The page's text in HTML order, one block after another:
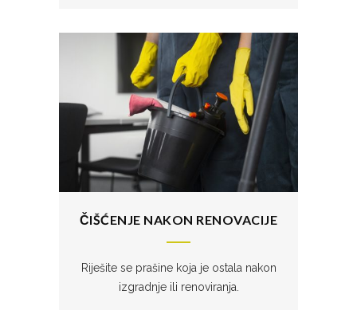
ČIŠĆENJE NAKON RENOVACIJE
Riješite se prašine koja je ostala nakon
izgradnje ili renoviranja.